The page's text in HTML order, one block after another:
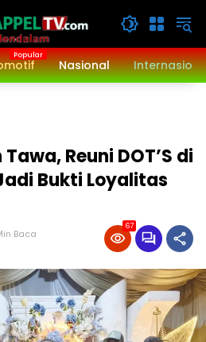
Nasional
Reuni DOT’S di
Bukti Loyalitas
Baca
67